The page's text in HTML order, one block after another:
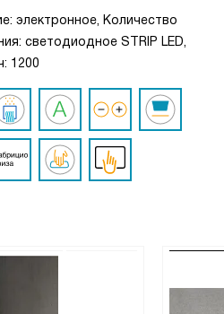
электронное, Количество
светодиодное STRIP LED,
1200